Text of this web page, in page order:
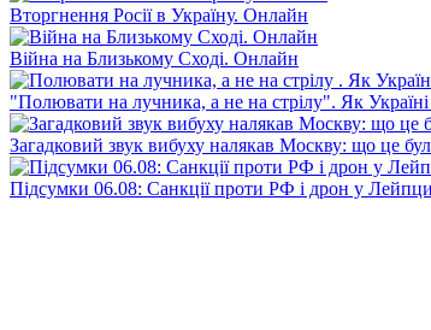
Вторгнення Росії в Україну. Онлайн
Війна на Близькому Сході. Онлайн
"Полювати на лучника, а не на стрілу". Як Україні
Загадковий звук вибуху налякав Москву: що це
Підсумки 06.08: Санкції проти РФ і дрон у